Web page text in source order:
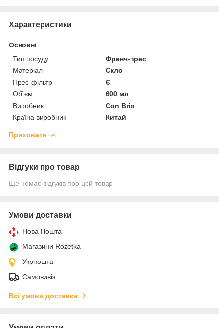
Характеристики
Основні
Тип посуду
Френч-прес
Матеріал
Скло
Прес-фільтр
Є
Об`єм
600 мл
Виробник
Con Brio
Країна виробник
Китай
Приховати
Відгуки про товар
Ще немає відгуків про цей товар
Умови доставки
Нова Пошта
Магазини Rozetka
Укрпошта
Самовивіз
Всі умови доставки